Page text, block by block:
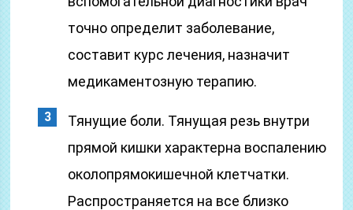
точно определит заболевание,
составит курс лечения, назначит
медикаментозную терапию.
Тянущие боли. Тянущая резь внутри
прямой кишки характерна воспалению
околопрямокишечной клетчатки.
Распространяется на все близко